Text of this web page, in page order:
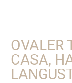
OVALER
CASA,